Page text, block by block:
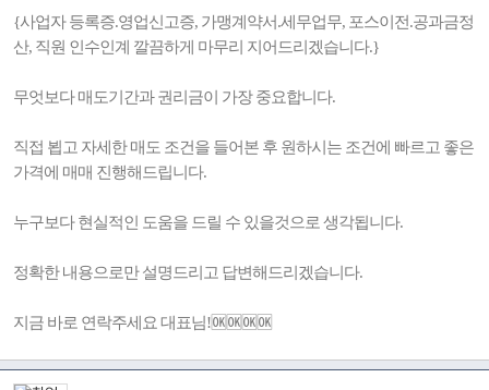
{사업자 등록증.영업신고증, 가맹계약서.세무업무, 포스이전.공과금정
산, 직원 인수인계 깔끔하게 마무리 지어드리겠습니다.}
무엇보다 매도기간과 권리금이 가장 중요합니다.
직접 뵙고 자세한 매도 조건을 들어본 후 원하시는 조건에 빠르고 좋은
가격에 매매 진행해드립니다.
누구보다 현실적인 도움을 드릴 수 있을것으로 생각됩니다.
정확한 내용으로만 설명드리고 답변해드리겠습니다.
지금 바로 연락주세요 대표님!🆗🆗🆗🆗